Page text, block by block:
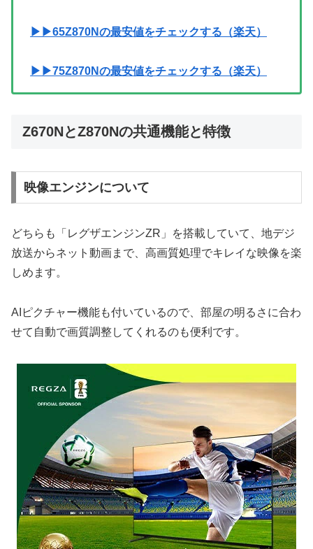
▶▶65Z870Nの最安値をチェックする（楽天）
▶▶75Z870Nの最安値をチェックする（楽天）
Z670NとZ870Nの共通機能と特徴
映像エンジンについて
どちらも「レグザエンジンZR」を搭載していて、地デジ
放送からネット動画まで、高画質処理でキレイな映像を楽
しめます。
AIピクチャー機能も付いているので、部屋の明るさに合わ
せて自動で画質調整してくれるのも便利です。